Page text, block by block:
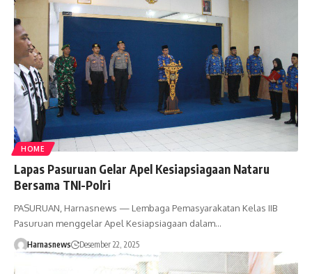
HOME
Lapas Pasuruan Gelar Apel Kesiapsiagaan Nataru
Bersama TNI-Polri
PASURUAN, Harnasnews — Lembaga Pemasyarakatan Kelas IIB
Pasuruan menggelar Apel Kesiapsiagaan dalam…
Harnasnews Desember 22, 2025